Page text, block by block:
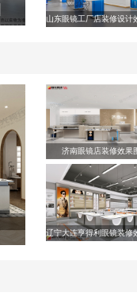
山东眼镜工厂店装修设计
济南眼镜店装修效果
辽宁大连亨得利眼镜装修